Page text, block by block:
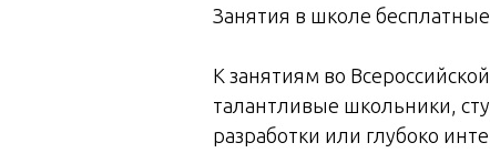
Занятия в школе бесплатные.
К занятиям во
талантливые школьники,
разработки или глубоко